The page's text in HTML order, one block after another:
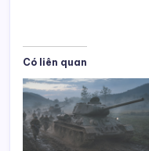
Có liên quan